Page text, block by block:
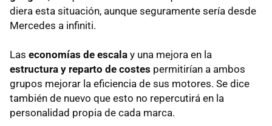
diera esta situación, aunque seguramente sería desde
Mercedes a infiniti.
Las economías de escala y una mejora en la
estructura y reparto de costes permitirían a ambos
grupos mejorar la eficiencia de sus motores. Se dice
también de nuevo que esto no repercutirá en la
personalidad propia de cada marca.